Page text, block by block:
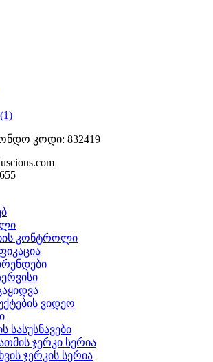
კოდი: 832419
კონტროლი
ვიდეო
სასუსნავები
ჯერკი სერია
ჯერკის სერია